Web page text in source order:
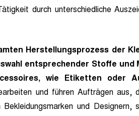
durch unterschiedliche
Herstellungsprozess der
entsprechender Stoffe und
wie Etiketten oder
und führen Aufträgen aus,
und Designern,